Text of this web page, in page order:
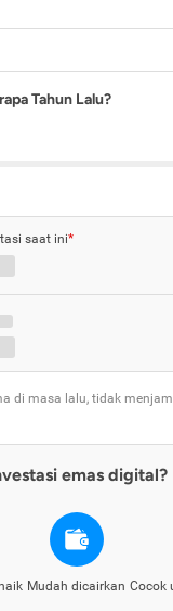
Tahun Lalu?
saat ini*
di masa lalu, tidak
emas digital?
Mudah dicairkan Cocok